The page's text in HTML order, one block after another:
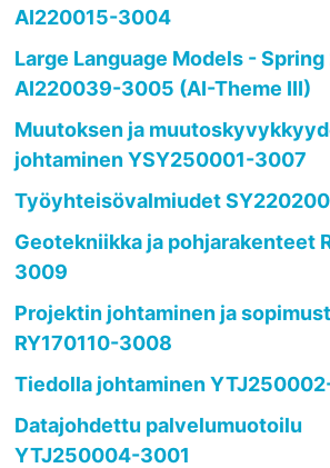
AI220015-3004
Large Language Models -
AI220039-3005 (AI-Theme III)
Muutoksen ja
johtaminen YSY250001-3007
Työyhteisövalmiudet
Geotekniikka ja pohjarakenteet
3009
Projektin johtaminen ja
RY170110-3008
Tiedolla johtaminen
Datajohdettu palvelumuotoilu
YTJ250004-3001